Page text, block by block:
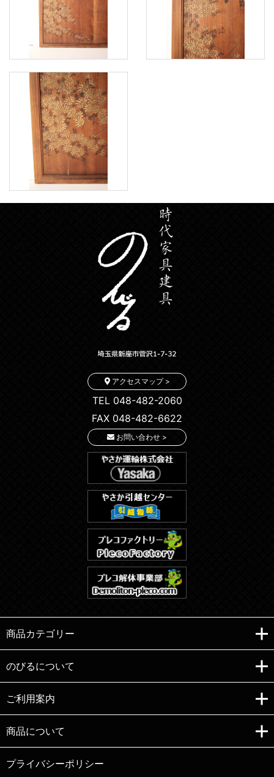
アクセスマップ >
TEL 048-482-2060
FAX 048-482-6622
お問い合わせ >
商品カテゴリー
のびるについて
ご利用案内
商品について
プライバシーポリシー
Copyright (C)e-nobiru All right reserved.